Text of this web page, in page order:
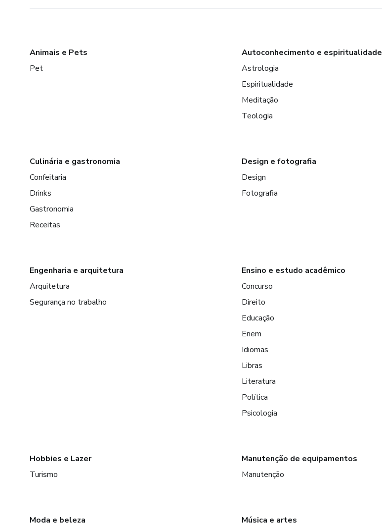
Animais e Pets
Pet
Autoconhecimento e espiritualidade
Astrologia
Espiritualidade
Meditação
Teologia
Culinária e gastronomia
Confeitaria
Drinks
Gastronomia
Receitas
Design e fotografia
Design
Fotografia
Engenharia e arquitetura
Arquitetura
Segurança no trabalho
Ensino e estudo acadêmico
Concurso
Direito
Educação
Enem
Idiomas
Libras
Literatura
Política
Psicologia
Hobbies e Lazer
Turismo
Manutenção de equipamentos
Manutenção
Moda e beleza Música e artes